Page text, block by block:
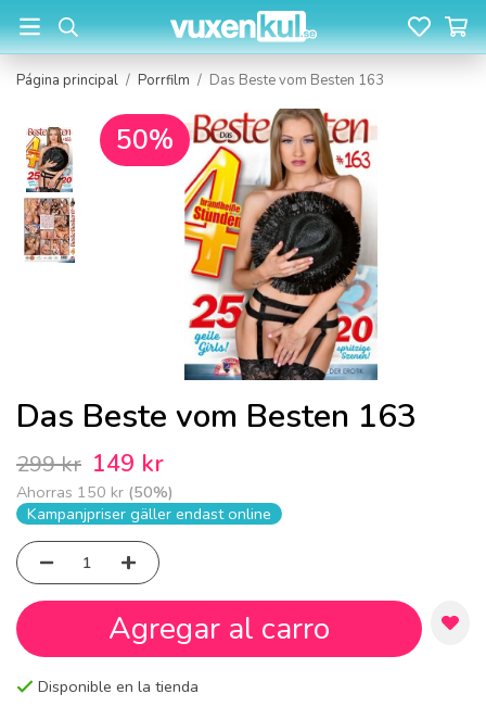
Página principal / Porrfilm / Das Beste vom Besten 163
50%
Das Beste vom Besten 163
299 kr 149 kr
Ahorras 150 kr (50%)
Kampanjpriser gäller endast online
Agregar al carro
Disponible en la tienda